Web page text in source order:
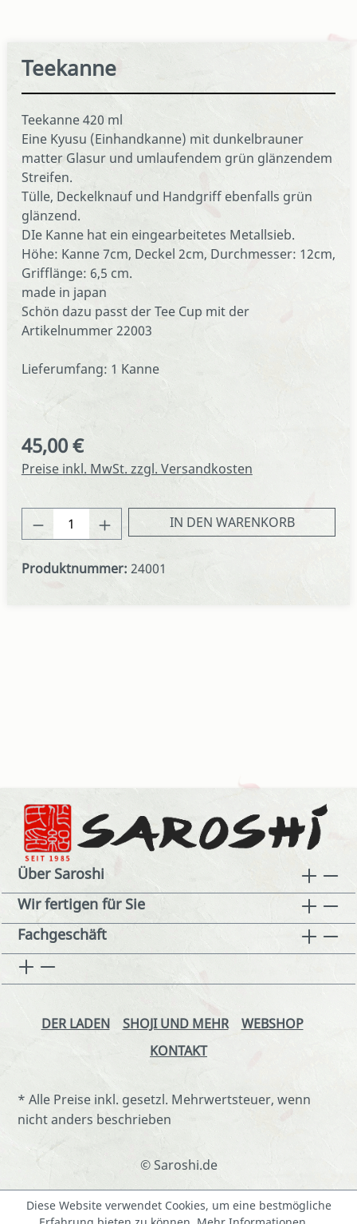
Teekanne
Teekanne 420 ml
Eine Kyusu (Einhandkanne) mit dunkelbrauner
matter Glasur und umlaufendem grün glänzendem
Streifen.
Tülle, Deckelknauf und Handgriff ebenfalls grün
glänzend.
DIe Kanne hat ein eingearbeitetes Metallsieb.
Höhe: Kanne 7cm, Deckel 2cm, Durchmesser: 12cm,
Grifflänge: 6,5 cm.
made in japan
Schön dazu passt der Tee Cup mit der
Artikelnummer 22003
Lieferumfang: 1 Kanne
Regulärer Preis:
45,00 €
Preise inkl. MwSt. zzgl. Versandkosten
Produkt Anzahl: Gib denIN DEN WARENKORB
Produktnummer: 24001
Über Saroshi
Wir fertigen für Sie
Fachgeschäft
DER LADEN SHOJI UND MEHR
WEBSHOP
KONTAKT
* Alle Preise inkl. gesetzl. Mehrwertsteuer, wenn
nicht anders beschrieben
© Saroshi.de
Diese Website verwendet Cookies, um eine bestmögliche